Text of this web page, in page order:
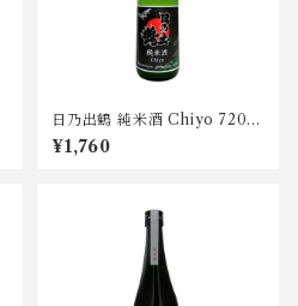
日乃出鶴 純米酒 Chiyo 720m
l¥1,760